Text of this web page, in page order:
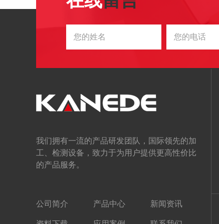
我们拥有一流的产品研发团队，国际领先的加
工、检测设备，致力于为用户提供更高性价比
的产品服务。
公司简介 产品中心 新闻资讯